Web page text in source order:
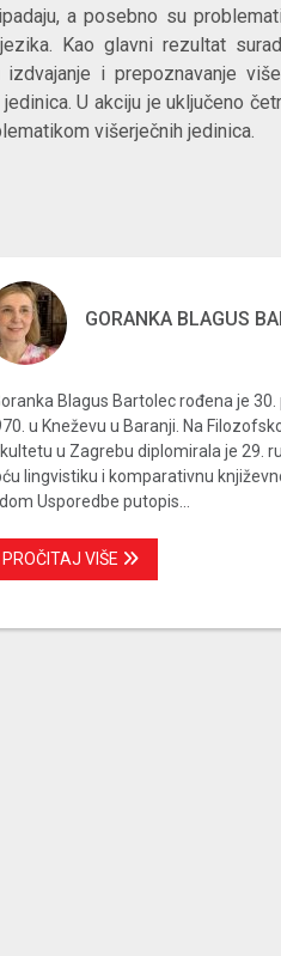
a posebno su
Kao glavni rezultat
i prepoznavanje
U akciju je uključeno
višerječnih jedinica.
GORANKA BLAGUS
Blagus Bartolec rođena je 30.
u Kneževu u Baranji. Na
u Zagrebu diplomirala je 29.
lingvistiku i komparativnu
Usporedbe putopis...
PROČITAJ VIŠE